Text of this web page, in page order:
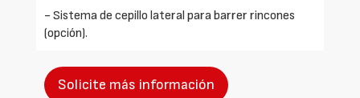
- Sistema de cepillo lateral para barrer rincones
(opción).
Solicite más información